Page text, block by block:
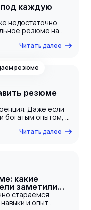
под каждую
недостаточно
резюме на
и именно
Это не займёт
резюме
Читать далее
резюме
резюме
Даже если
опытом, у
— ваше резюме.
для
ошибок, понять
для
Читать далее
какие
заметили
стараемся
и опыт